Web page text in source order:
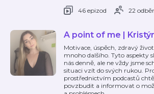
46 epizod
22
A point of me |
Motivace, úspěch, zdravý
mnoho dalšího. Tyto aspekty
nás denně, ale ne vždy jsme
situaci vzít do svých rukou.
prostřednictvím podcastů
povzbudit a informovat o